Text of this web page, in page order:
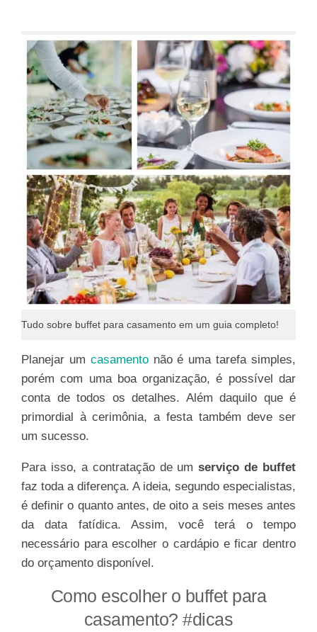
Tudo sobre buffet para casamento em um guia completo!
Planejar um casamentonão é uma tarefa simples,
porém com uma boa organização, é possível dar
conta de todos os detalhes. Além daquilo que é
primordial à cerimônia, a festa também deve ser
um sucesso.
Para isso, a contratação de umserviço de buffet
faz toda a diferença. A ideia, segundo especialistas,
é definir o quanto antes, de oito a seis meses antes
da data fatídica. Assim, você terá o tempo
necessário para escolher o cardápio e ficar dentro
do orçamento disponível.
Como escolher o buffet para
casamento? #dicas